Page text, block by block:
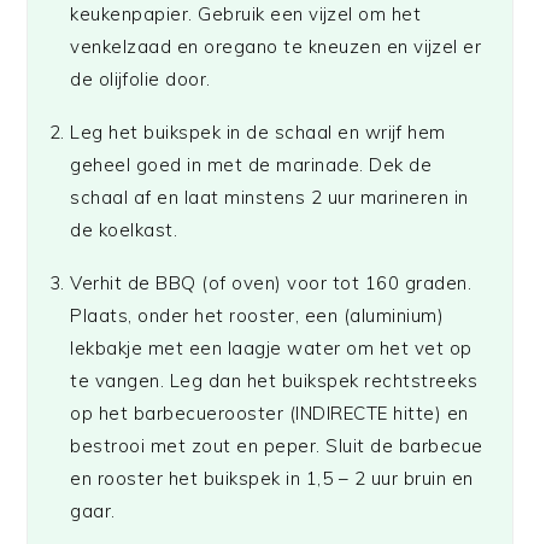
keukenpapier. Gebruik een vijzel om het
venkelzaad en oregano te kneuzen en vijzel er
de olijfolie door.
Leg het buikspek in de schaal en wrijf hem
geheel goed in met de marinade. Dek de
schaal af en laat minstens 2 uur marineren in
de koelkast.
Verhit de BBQ (of oven) voor tot 160 graden.
Plaats, onder het rooster, een (aluminium)
lekbakje met een laagje water om het vet op
te vangen. Leg dan het buikspek rechtstreeks
op het barbecuerooster (INDIRECTE hitte) en
bestrooi met zout en peper. Sluit de barbecue
en rooster het buikspek in 1,5 – 2 uur bruin en
gaar.